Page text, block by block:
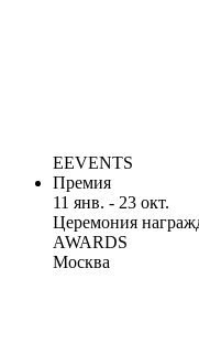
EEVENTS
Премия
11 янв. - 23 окт.
Церемония
AWARDS
Москва